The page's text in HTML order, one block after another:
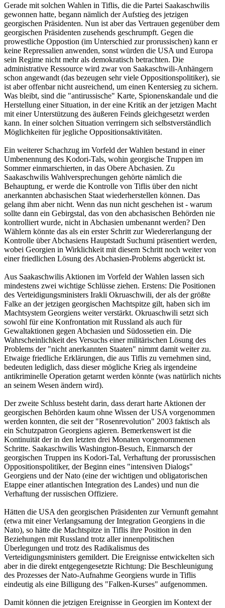
Gerade mit solchen Wahlen in Tiflis, die die Partei Saakaschwilis
gewonnen hatte, begann nämlich der Aufstieg des jetzigen
georgischen Präsidenten. Nun ist aber das Vertrauen gegenüber dem
georgischen Präsidenten zusehends geschrumpft. Gegen die
prowestliche Oppostion (im Unterschied zur prorussischen) kann er
keine Repressalien anwenden, sonst würden die USA und Europa
sein Regime nicht mehr als demokratisch betrachten. Die
administrative Ressource wird zwar von Saakaschwili-Anhängern
schon angewandt (das bezeugen sehr viele Oppositionspolitiker), sie
ist aber offenbar nicht ausreichend, um einen Kentersieg zu sichern.
Was bleibt, sind die "antirussische" Karte, Spionenskandale und die
Herstellung einer Situation, in der eine Kritik an der jetzigen Macht
mit einer Unterstützung des äußeren Feinds gleichgesetzt werden
kann. In einer solchen Situation verringern sich selbstverständlich
Möglichkeiten für jegliche Oppositionsaktivitäten.
Ein weiterer Schachzug im Vorfeld der Wahlen bestand in einer
Umbenennung des Kodori-Tals, wohin georgische Truppen im
Sommer einmarschierten, in das Obere Abchasien. Zu
Saakaschwilis Wahlversprechungen gehörte nämlich die
Behauptung, er werde die Kontrolle von Tiflis über den nicht
anerkannten abchasischen Staat wiederherstellen können. Das
gelang ihm aber nicht. Wenn das nun nicht geschehen ist - warum
sollte dann ein Gebirgstal, das von den abchasischen Behörden nie
kontrolliert wurde, nicht in Abchasien umbenannt werden? Den
Wählern könnte das als ein erster Schritt zur Wiedererlangung der
Kontrolle über Abchasiens Hauptstadt Suchumi präsentiert werden,
wobei Georgien in Wirklichkeit mit diesem Schritt noch weiter von
einer friedlichen Lösung des Abchasien-Problems abgerückt ist.
Aus Saakaschwilis Aktionen im Vorfeld der Wahlen lassen sich
mindestens zwei wichtige Schlüsse ziehen. Erstens: Die Positionen
des Verteidigungsministers Irakli Okruaschwili, der als der größte
Falke an der jetzigen georgischen Machtspitze gilt, haben sich im
Machtsystem Georgiens weiter verstärkt. Okruaschwili setzt sich
sowohl für eine Konfrontation mit Russland als auch für
Gewaltaktionen gegen Abchasien und Südossetien ein. Die
Wahrscheinlichkeit des Versuchs einer militärischen Lösung des
Problems der "nicht anerkannten Staaten" nimmt damit weiter zu.
Etwaige friedliche Erklärungen, die aus Tiflis zu vernehmen sind,
bedeuten lediglich, dass dieser mögliche Krieg als irgendeine
antikriminelle Operation getarnt werden könnte (was natürlich nichts
an seinem Wesen ändern wird).
Der zweite Schluss besteht darin, dass derart harte Aktionen der
georgischen Behörden kaum ohne Wissen der USA vorgenommen
werden konnten, die seit der "Rosenrevolution" 2003 faktisch als
ein Schutzpatron Georgiens agieren. Bemerkenswert ist die
Kontinuität der in den letzten drei Monaten vorgenommenen
Schritte. Saakaschwilis Washington-Besuch, Einmarsch der
georgischen Truppen ins Kodori-Tal, Verhaftung der prorussischen
Oppositionspolitiker, der Beginn eines "intensiven Dialogs"
Georgiens und der Nato (eine der wichtigen und obligatorischen
Etappe einer atlantischen Integration des Landes) und nun die
Verhaftung der russischen Offiziere.
Hätten die USA den georgischen Präsidenten zur Vernunft gemahnt
(etwa mit einer Verlangsamung der Integration Georgiens in die
Nato), so hätte die Machtspitze in Tiflis ihre Position in den
Beziehungen mit Russland trotz aller innenpolitischen
Überlegungen und trotz des Radikalismus des
Verteidigungsministers gemildert. Die Ereignisse entwickelten sich
aber in die direkt entgegengesetzte Richtung: Die Beschleunigung
des Prozesses der Nato-Aufnahme Georgiens wurde in Tiflis
eindeutig als eine Billigung des "Falken-Kurses" aufgenommen.
Damit können die jetzigen Ereignisse in Georgien im Kontext der